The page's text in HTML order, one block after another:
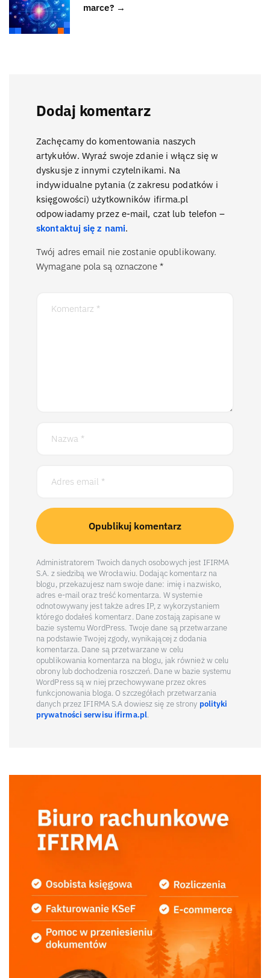
marce? →
Dodaj komentarz
Zachęcamy do komentowania naszych
artykułów. Wyraź swoje zdanie i włącz się w
dyskusje z innymi czytelnikami. Na
indywidualne pytania (z zakresu podatków i
księgowości) użytkowników ifirma.pl
odpowiadamy przez e-mail, czat lub telefon –
skontaktuj się z nami.
Twój adres email nie zostanie opublikowany.
Wymagane pola są oznaczone *
Administratorem Twoich danych osobowych jest IFIRMA
S.A. z siedzibą we Wrocławiu. Dodając komentarz na
blogu, przekazujesz nam swoje dane: imię i nazwisko,
adres e-mail oraz treść komentarza. W systemie
odnotowywany jest także adres IP, z wykorzystaniem
którego dodałeś komentarz. Dane zostają zapisane w
bazie systemu WordPress. Twoje dane są przetwarzane
na podstawie Twojej zgody, wynikającej z dodania
komentarza. Dane są przetwarzane w celu
opublikowania komentarza na blogu, jak również w celu
obrony lub dochodzenia roszczeń. Dane w bazie systemu
WordPress są w niej przechowywane przez okres
funkcjonowania bloga. O szczegółach przetwarzania
danych przez IFIRMA S.A dowiesz się ze strony polityki
prywatności serwisu ifirma.pl.